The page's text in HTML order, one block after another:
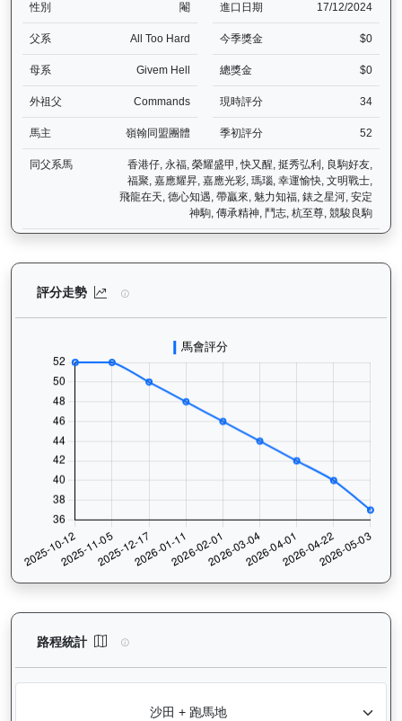
性別 閹 進口日期 17/12/2024
父系 All Too Hard 今季獎金 $0
母系 Givem Hell 總獎金 $0
外祖父 Commands 現時評分 34
馬主 嶺翰同盟團體 季初評分 52
同父系馬
香港仔, 永福, 榮耀盛甲, 快又醒, 挺秀弘利, 良駒好友,
福聚, 嘉應耀昇, 嘉應光彩, 瑪瑙, 幸運愉快, 文明戰士,
飛龍在天, 德心知遇, 帶贏來, 魅力知福, 錶之星河, 安定
神駒, 傳承精神, 鬥志, 杭至尊, 競駿良駒
評分走勢 快活同盟（K316）— 評分走勢圖表：追蹤香
路程統計 快活同盟（K316）— 路程統計分析：查看香港